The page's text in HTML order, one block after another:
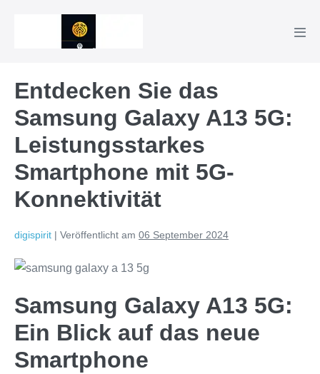
Entdecken Sie das
Samsung Galaxy A13 5G:
Leistungsstarkes
Smartphone mit 5G-
Konnektivität
digispirit | Veröffentlicht am 06 September 2024
Samsung Galaxy A13 5G:
Ein Blick auf das neue
Smartphone